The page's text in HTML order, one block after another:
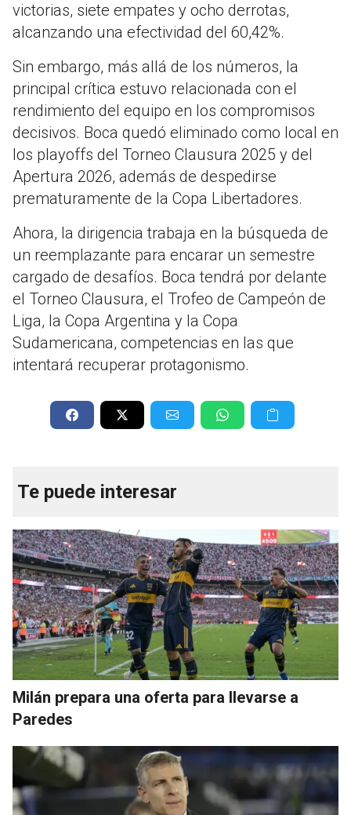
victorias, siete empates y ocho derrotas,
alcanzando una efectividad del 60,42%.
Sin embargo, más allá de los números, la
principal crítica estuvo relacionada con el
rendimiento del equipo en los compromisos
decisivos. Boca quedó eliminado como local en
los playoffs del Torneo Clausura 2025 y del
Apertura 2026, además de despedirse
prematuramente de la Copa Libertadores.
Ahora, la dirigencia trabaja en la búsqueda de
un reemplazante para encarar un semestre
cargado de desafíos. Boca tendrá por delante
el Torneo Clausura, el Trofeo de Campeón de
Liga, la Copa Argentina y la Copa
Sudamericana, competencias en las que
intentará recuperar protagonismo.
Te puede interesar
Milán prepara una oferta para llevarse a
Paredes